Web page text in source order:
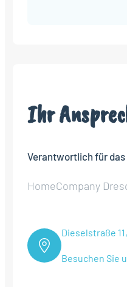
Ihr
Verantwortlich für
HomeCompany
Dieselstraße
Besuchen Sie